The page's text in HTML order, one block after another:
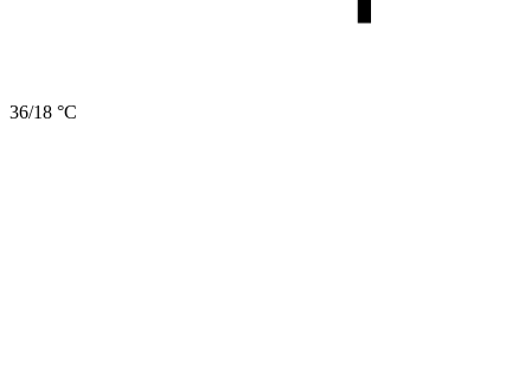
36/18 °C